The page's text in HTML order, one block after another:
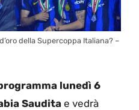
della Supercoppa Italiana? –
lunedì 6
Saudita e vedrà